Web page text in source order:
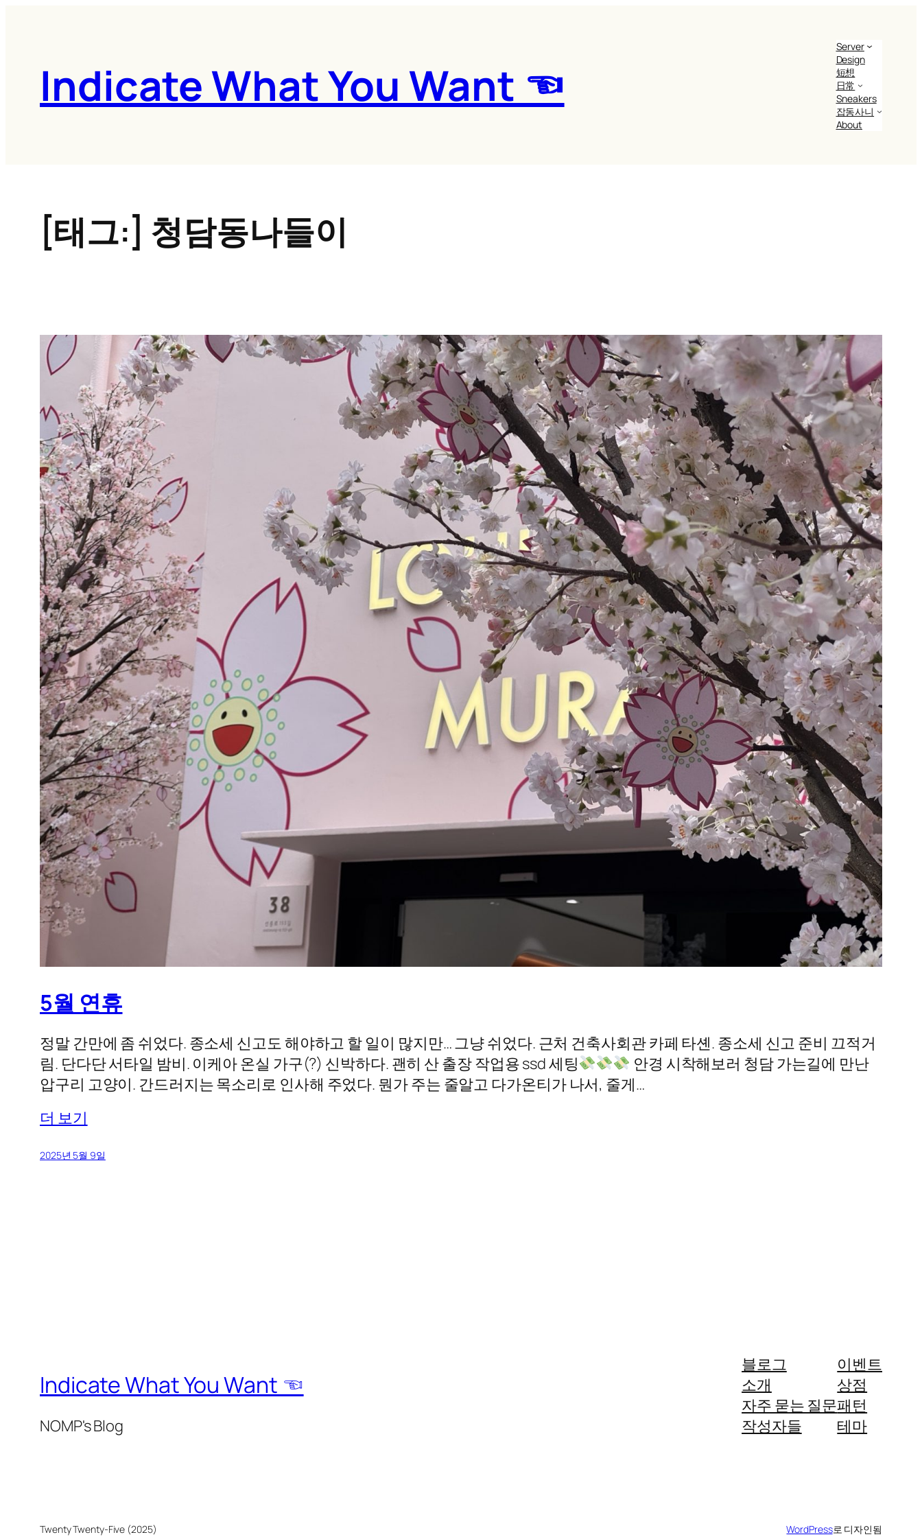
Indicate What You Want ☜
Server
Design
短想
日常
Sneakers
잡동사니
About
[태그:] 청담동나들이
5월 연휴
정말 간만에 좀 쉬었다. 종소세 신고도 해야하고 할 일이 많지만… 그냥 쉬었다. 근처 건축사회관 카페 타셴. 종소세 신고 준비 끄적거
림. 단다단 서타일 밤비. 이케아 온실 가구(?) 신박하다. 괜히 산 출장 작업용 ssd 세팅
안경 시착해보러 청담 가는길에 만난
압구리 고양이. 간드러지는 목소리로 인사해 주었다. 뭔가 주는 줄알고 다가온티가 나서, 줄게…
더 보기
2025년 5월 9일
Indicate What You Want ☜
NOMP's Blog
블로그
소개
자주 묻는 질문
작성자들
이벤트
상점
패턴
테마
Twenty Twenty-Five (2025) WordPress로 디자인됨